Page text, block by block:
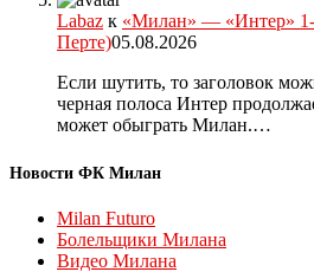
Labaz к «Милан» — «Интер» 1-
Перте)05.08.2026
Если шутить, то заголовок
черная полоса Интер
может обыграть Милан.…
Новости ФК Милан
Milan Futuro
Болельщики Милана
Видео Милана